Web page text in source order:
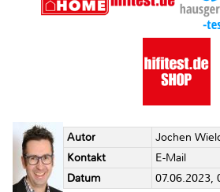
Autor
Jochen
Kontakt
E-Mail
Datum
07.06.2023,